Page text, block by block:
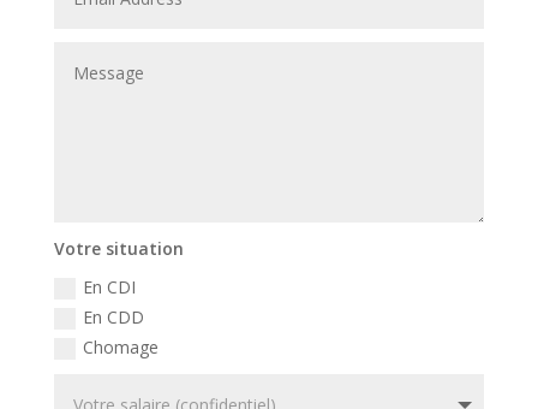
Votre situation
En CDI
En CDD
Chomage